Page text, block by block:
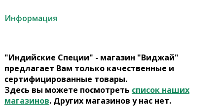
Информация
"Индийские Специи" - магазин "Виджай"
предлагает Вам только качественные и
сертифицированные товары.
Здесь вы можете посмотреть список наших
магазинов. Других магазинов у нас нет.